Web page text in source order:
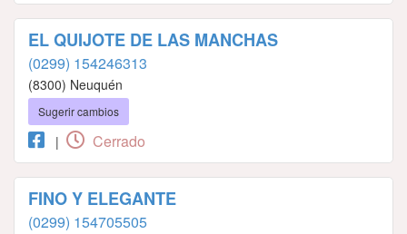
EL QUIJOTE DE LAS MANCHAS
(0299) 154246313
(8300) Neuquén
Sugerir cambios
| Cerrado
FINO Y ELEGANTE
(0299) 154705505